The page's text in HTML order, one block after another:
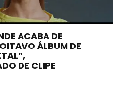
ACABA DE
ÁLBUM DE
DE CLIPE